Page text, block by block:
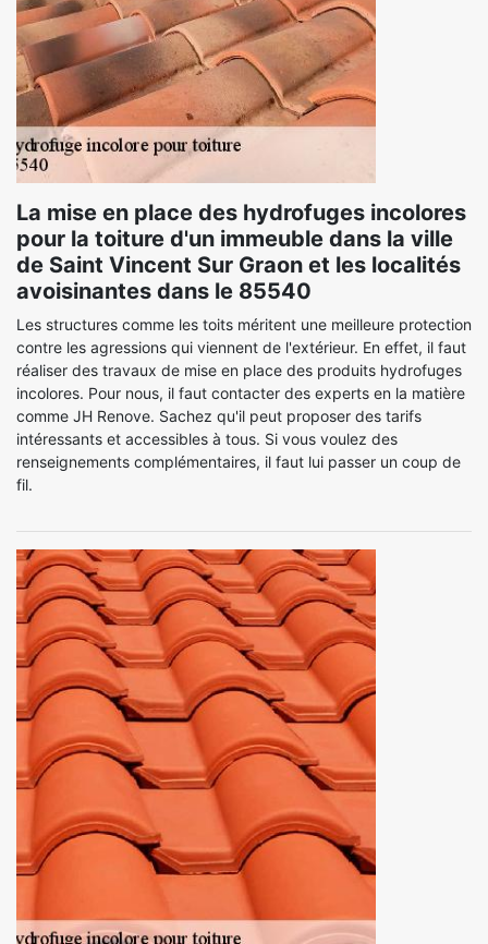
La mise en place des hydrofuges incolores
pour la toiture d'un immeuble dans la ville
de Saint Vincent Sur Graon et les localités
avoisinantes dans le 85540
Les structures comme les toits méritent une meilleure protection
contre les agressions qui viennent de l'extérieur. En effet, il faut
réaliser des travaux de mise en place des produits hydrofuges
incolores. Pour nous, il faut contacter des experts en la matière
comme JH Renove. Sachez qu'il peut proposer des tarifs
intéressants et accessibles à tous. Si vous voulez des
renseignements complémentaires, il faut lui passer un coup de
fil.